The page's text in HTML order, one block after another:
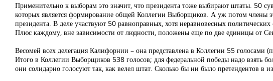
Применительно к выборам это значит, что президента тоже выбирают штаты. 50
которых является формирование общей Коллегии Выборщиков. А уж потом члены
президента. В деле участвуют 50 равноправных, хотя неравновесных
Плюс каждому, вне зависимости от людности, положены еще по две единицы от
Весомей всех делегация Калифорнии – она представлена в Коллегии 55
Итого в Коллегии Выборщиков 538 голосов; для федеральной победы надо
они солидарно голосуют так, как велел штат. Сколько бы ни было претендентов в